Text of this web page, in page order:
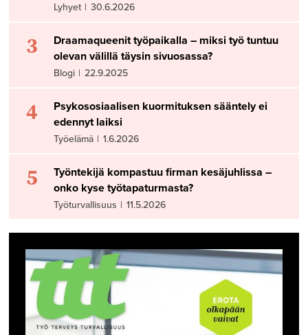
Lyhyet | 30.6.2026
3
Draamaqueenit työpaikalla – miksi työ tuntuu
olevan välillä täysin sivuosassa?
Blogi | 22.9.2025
4
Psykososiaalisen kuormituksen sääntely ei
edennyt laiksi
Työelämä | 1.6.2026
5
Työntekijä kompastuu firman kesäjuhlissa –
onko kyse työtapaturmasta?
Työturvallisuus | 11.5.2026